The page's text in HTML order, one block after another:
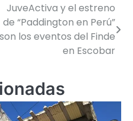
JuveActiva y el estreno
de “Paddington en Perú”
son los eventos del Finde
en Escobar